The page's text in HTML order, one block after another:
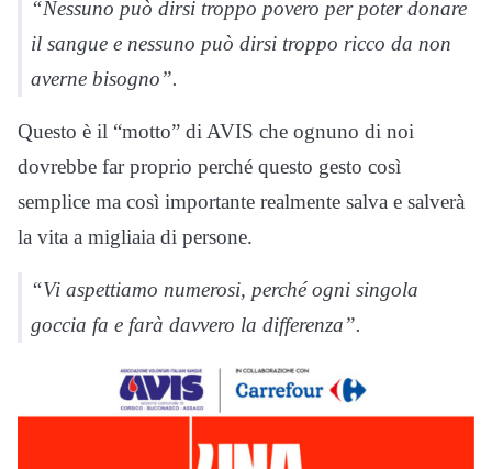
“Nessuno può dirsi troppo povero per poter donare
il sangue e nessuno può dirsi troppo ricco da non
averne bisogno”.
Questo è il “motto” di AVIS che ognuno di noi
dovrebbe far proprio perché questo gesto così
semplice ma così importante realmente salva e salverà
la vita a migliaia di persone.
“Vi aspettiamo numerosi, perché ogni singola
goccia fa e farà davvero la differenza”.